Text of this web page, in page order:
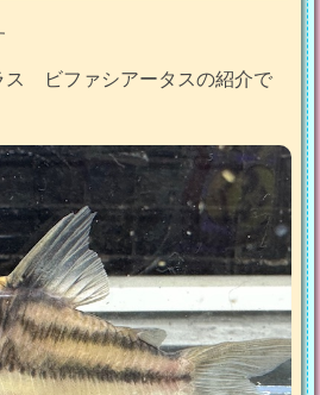
ス ビファシアータスの紹介で